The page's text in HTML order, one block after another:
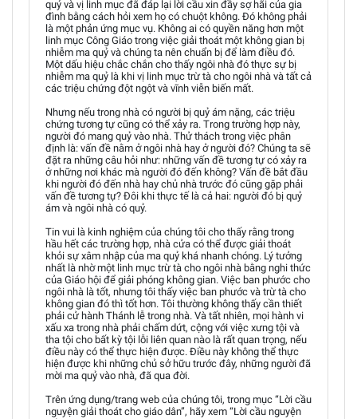
quỷ và vị linh mục đã đáp lại lời cầu xin đầy sợ hãi của gia
đình bằng cách hỏi xem họ có chuột không. Đó không phải
là một phản ứng mục vụ. Không ai có quyền năng hơn một
linh mục Công Giáo trong việc giải thoát một không gian bị
nhiễm ma quỷ và chúng ta nên chuẩn bị để làm điều đó.
Một dấu hiệu chắc chắn cho thấy ngôi nhà đó thực sự bị
nhiễm ma quỷ là khi vị linh mục trừ tà cho ngôi nhà và tất cả
các triệu chứng đột ngột và vĩnh viễn biến mất.
Nhưng nếu trong nhà có người bị quỷ ám nặng, các triệu
chứng tương tự cũng có thể xảy ra. Trong trường hợp này,
người đó mang quỷ vào nhà. Thử thách trong việc phân
định là: vấn đề nằm ở ngôi nhà hay ở người đó? Chúng ta sẽ
đặt ra những câu hỏi như: những vấn đề tương tự có xảy ra
ở những nơi khác mà người đó đến không? Vấn đề bắt đầu
khi người đó đến nhà hay chủ nhà trước đó cũng gặp phải
vấn đề tương tự? Đôi khi thực tế là cả hai: người đó bị quỷ
ám và ngôi nhà có quỷ.
Tin vui là kinh nghiệm của chúng tôi cho thấy rằng trong
hầu hết các trường hợp, nhà cửa có thể được giải thoát
khỏi sự xâm nhập của ma quỷ khá nhanh chóng. Lý tưởng
nhất là nhờ một linh mục trừ tà cho ngôi nhà bằng nghi thức
của Giáo hội để giải phóng không gian. Việc ban phước cho
ngôi nhà là tốt, nhưng tôi thấy việc ban phước và trừ tà cho
không gian đó thì tốt hơn. Tôi thường không thấy cần thiết
phải cử hành Thánh lễ trong nhà. Và tất nhiên, mọi hành vi
xấu xa trong nhà phải chấm dứt, cộng với việc xưng tội và
tha tội cho bất kỳ tội lỗi liên quan nào là rất quan trọng, nếu
điều này có thể thực hiện được. Điều này không thể thực
hiện được khi những chủ sở hữu trước đây, những người đã
mời ma quỷ vào nhà, đã qua đời.
Trên ứng dụng/trang web của chúng tôi, trong mục “Lời cầu
nguyện giải thoát cho giáo dân”, hãy xem “Lời cầu nguyện